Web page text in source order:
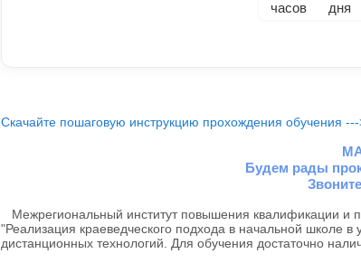
часов
дня
Скачайте пошаговую инструкцию прохождения обучения
Будем рады
Межрегиональный институт повышения квалификации и
"Реализация краеведческого подхода в начальной школе
дистанционных технологий. Для обучения достаточно